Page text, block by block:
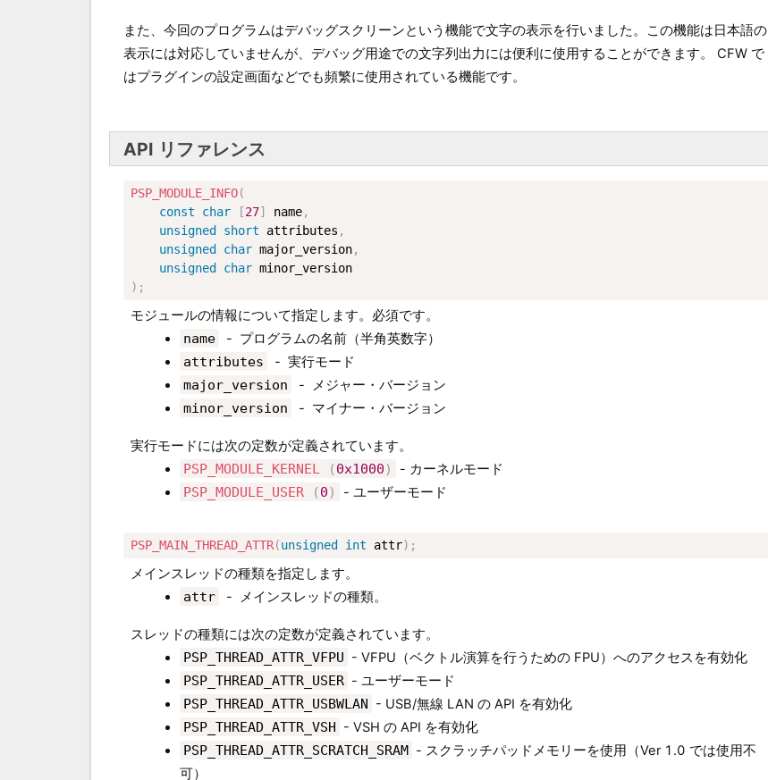
また、今回のプログラムはデバッグスクリーンという機能で文字の表示を行いました。この機能は日本語の
表示には対応していませんが、デバッグ用途での文字列出力には便利に使用することができます。 CFW で
はプラグインの設定画面などでも頻繁に使用されている機能です。
API リファレンス
PSP_MODULE_INFO(
const
char [27] name,
unsigned
short attributes ,
unsigned
char major_version,
unsigned
char
) ;
モジュールの情報について指定します。必須です。
name - プログラムの名前（半角英数字）
attributes - 実行モード
major_version - メジャー・バージョン
minor_version - マイナー・バージョン
実行モードには次の定数が定義されています。
PSP_MODULE_KERNEL ( 0x1000 ) - カーネルモード
PSP_MODULE_USER ( 0 ) - ユーザーモード
PSP_MAIN_THREAD_ATTR(unsigned int attr) ;
メインスレッドの種類を指定します。
attr - メインスレッドの種類。
スレッドの種類には次の定数が定義されています。
PSP_THREAD_ATTR_VFPU - VFPU（ベクトル演算を行うための FPU）へのアクセスを有効化
PSP_THREAD_ATTR_USER - ユーザーモード
PSP_THREAD_ATTR_USBWLAN - USB/無線 LAN の API を有効化
PSP_THREAD_ATTR_VSH - VSH の API を有効化
PSP_THREAD_ATTR_SCRATCH_SRAM - スクラッチパッドメモリーを使用（Ver 1.0 では使用不
可）